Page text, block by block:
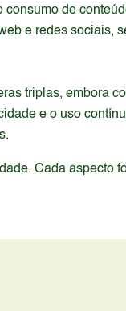
de
e redes sociais,
triplas, embora
e o uso
Cada aspecto